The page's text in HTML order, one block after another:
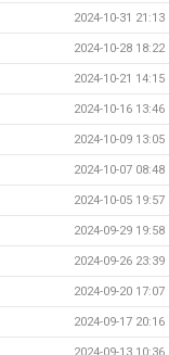
2024-10-31 21:13
2024-10-28 18:22
2024-10-21 14:15
2024-10-16 13:46
2024-10-09 13:05
2024-10-07 08:48
2024-10-05 19:57
2024-09-29 19:58
2024-09-26 23:39
2024-09-20 17:07
2024-09-17 20:16